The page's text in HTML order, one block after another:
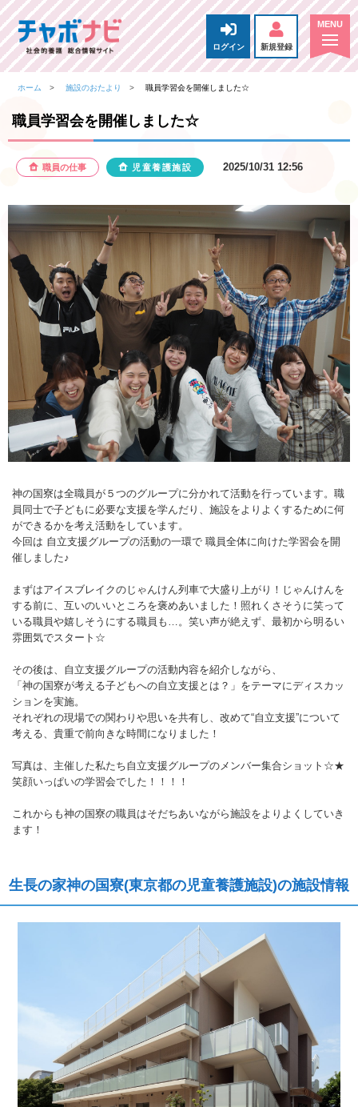
ログイン 新規登録
ホーム 施設のおたより 職員学習会を開催しました☆
職員学習会を開催しました☆
職員の仕事 児童養護施設 2025/10/31 12:56
神の国寮は全職員が５つのグループに分かれて活動を行っています。職
員同士で子どもに必要な支援を学んだり、施設をよりよくするために何
ができるかを考え活動をしています。
今回は 自立支援グループの活動の一環で 職員全体に向けた学習会を開
催しました♪
まずはアイスブレイクのじゃんけん列車で大盛り上がり！じゃんけんを
する前に、互いのいいところを褒めあいました！照れくさそうに笑って
いる職員や嬉しそうにする職員も…。笑い声が絶えず、最初から明るい
雰囲気でスタート☆
その後は、自立支援グループの活動内容を紹介しながら、
「神の国寮が考える子どもへの自立支援とは？」をテーマにディスカッ
ションを実施。
それぞれの現場での関わりや思いを共有し、改めて“自立支援”について
考える、貴重で前向きな時間になりました！
写真は、主催した私たち自立支援グループのメンバー集合ショット☆★
笑顔いっぱいの学習会でした！！！！
これからも神の国寮の職員はそだちあいながら施設をよりよくしていき
ます！
生長の家神の国寮(東京都の児童養護施設)の施設情報